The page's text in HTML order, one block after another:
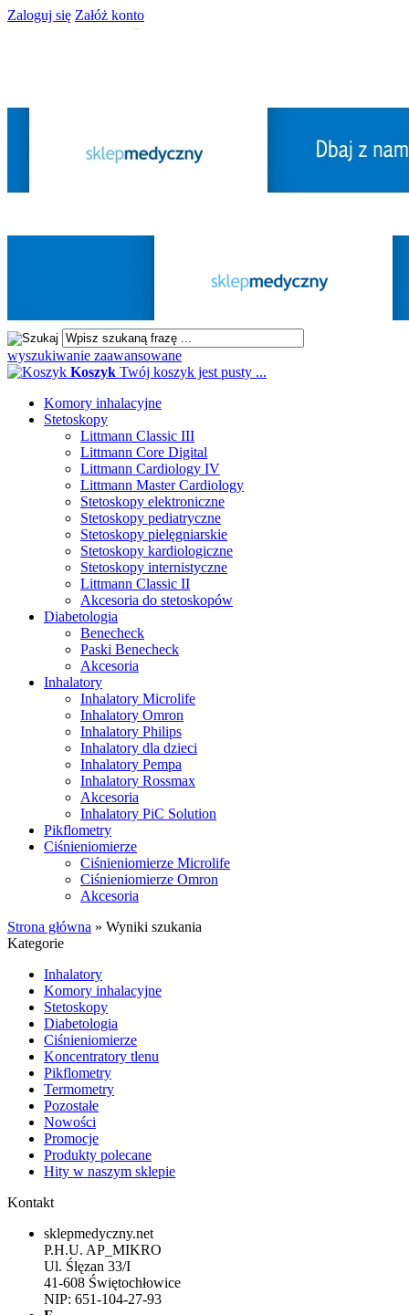
Zaloguj się Załóż konto
wyszukiwanie zaawansowane
Koszyk Twój koszyk jest pusty ...
Komory inhalacyjne
Stetoskopy
Littmann Classic III
Littmann Core Digital
Littmann Cardiology IV
Littmann Master Cardiology
Stetoskopy elektroniczne
Stetoskopy pediatryczne
Stetoskopy pielęgniarskie
Stetoskopy kardiologiczne
Stetoskopy internistyczne
Littmann Classic II
Akcesoria do stetoskopów
Diabetologia
Benecheck
Paski Benecheck
Akcesoria
Inhalatory
Inhalatory Microlife
Inhalatory Omron
Inhalatory Philips
Inhalatory dla dzieci
Inhalatory Pempa
Inhalatory Rossmax
Akcesoria
Inhalatory PiC Solution
Pikflometry
Ciśnieniomierze
Ciśnieniomierze Microlife
Ciśnieniomierze Omron
Akcesoria
Strona główna » Wyniki szukania
Kategorie
Inhalatory
Komory inhalacyjne
Stetoskopy
Diabetologia
Ciśnieniomierze
Koncentratory tlenu
Pikflometry
Termometry
Pozostałe
Nowości
Promocje
Produkty polecane
Hity w naszym sklepie
Kontakt
sklepmedyczny.net
P.H.U. AP_MIKRO
Ul. Ślęzan 33/I
41-608 Świętochłowice
NIP: 651-104-27-93